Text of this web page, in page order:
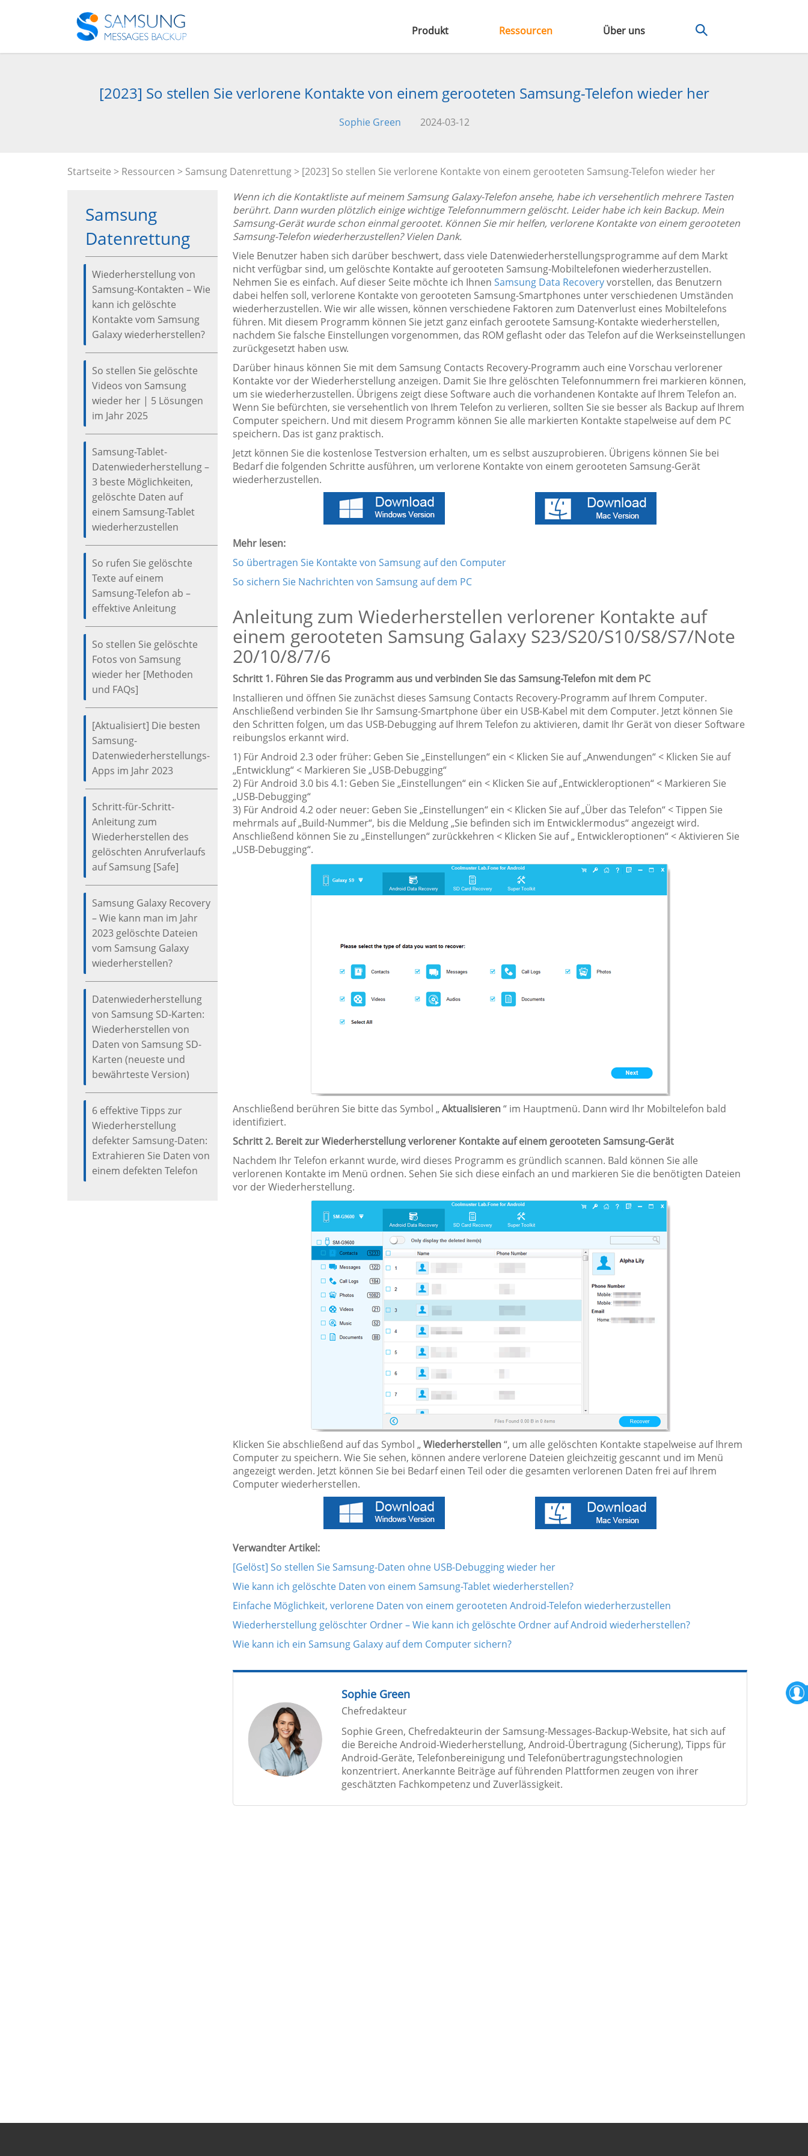
Produkt Ressourcen Über uns
[2023] So stellen Sie verlorene Kontakte von einem gerooteten Samsung-Telefon wieder her
Sophie Green 2024-03-12
Startseite > Ressourcen > Samsung Datenrettung > [2023] So stellen Sie verlorene Kontakte von einem gerooteten Samsung-Telefon wieder her
Samsung
Datenrettung
Wiederherstellung von
Samsung-Kontakten – Wie
kann ich gelöschte
Kontakte vom Samsung
Galaxy wiederherstellen?
So stellen Sie gelöschte
Videos von Samsung
wieder her | 5 Lösungen
im Jahr 2025
Samsung-Tablet-
Datenwiederherstellung –
3 beste Möglichkeiten,
gelöschte Daten auf
einem Samsung-Tablet
wiederherzustellen
So rufen Sie gelöschte
Texte auf einem
Samsung-Telefon ab –
effektive Anleitung
So stellen Sie gelöschte
Fotos von Samsung
wieder her [Methoden
und FAQs]
[Aktualisiert] Die besten
Samsung-
Datenwiederherstellungs-
Apps im Jahr 2023
Schritt-für-Schritt-
Anleitung zum
Wiederherstellen des
gelöschten Anrufverlaufs
auf Samsung [Safe]
Samsung Galaxy Recovery
– Wie kann man im Jahr
2023 gelöschte Dateien
vom Samsung Galaxy
wiederherstellen?
Datenwiederherstellung
von Samsung SD-Karten:
Wiederherstellen von
Daten von Samsung SD-
Karten (neueste und
bewährteste Version)
6 effektive Tipps zur
Wiederherstellung
defekter Samsung-Daten:
Extrahieren Sie Daten von
einem defekten Telefon
Wenn ich die Kontaktliste auf meinem Samsung Galaxy-Telefon ansehe, habe ich versehentlich mehrere Tasten
berührt. Dann wurden plötzlich einige wichtige Telefonnummern gelöscht. Leider habe ich kein Backup. Mein
Samsung-Gerät wurde schon einmal gerootet. Können Sie mir helfen, verlorene Kontakte von einem gerooteten
Samsung-Telefon wiederherzustellen? Vielen Dank.
Viele Benutzer haben sich darüber beschwert, dass viele Datenwiederherstellungsprogramme auf dem Markt
nicht verfügbar sind, um gelöschte Kontakte auf gerooteten Samsung-Mobiltelefonen wiederherzustellen.
Nehmen Sie es einfach. Auf dieser Seite möchte ich Ihnen Samsung Data Recoveryvorstellen, das Benutzern
dabei helfen soll, verlorene Kontakte von gerooteten Samsung-Smartphones unter verschiedenen Umständen
wiederherzustellen. Wie wir alle wissen, können verschiedene Faktoren zum Datenverlust eines Mobiltelefons
führen. Mit diesem Programm können Sie jetzt ganz einfach gerootete Samsung-Kontakte wiederherstellen,
nachdem Sie falsche Einstellungen vorgenommen, das ROM geflasht oder das Telefon auf die Werkseinstellungen
zurückgesetzt haben usw.
Darüber hinaus können Sie mit dem Samsung Contacts Recovery-Programm auch eine Vorschau verlorener
Kontakte vor der Wiederherstellung anzeigen. Damit Sie Ihre gelöschten Telefonnummern frei markieren können,
um sie wiederherzustellen. Übrigens zeigt diese Software auch die vorhandenen Kontakte auf Ihrem Telefon an.
Wenn Sie befürchten, sie versehentlich von Ihrem Telefon zu verlieren, sollten Sie sie besser als Backup auf Ihrem
Computer speichern. Und mit diesem Programm können Sie alle markierten Kontakte stapelweise auf dem PC
speichern. Das ist ganz praktisch.
Jetzt können Sie die kostenlose Testversion erhalten, um es selbst auszuprobieren. Übrigens können Sie bei
Bedarf die folgenden Schritte ausführen, um verlorene Kontakte von einem gerooteten Samsung-Gerät
wiederherzustellen.
Mehr lesen:
So übertragen Sie Kontakte von Samsung auf den Computer
So sichern Sie Nachrichten von Samsung auf dem PC
Anleitung zum Wiederherstellen verlorener Kontakte auf
einem gerooteten Samsung Galaxy S23/S20/S10/S8/S7/Note
20/10/8/7/6
Schritt 1. Führen Sie das Programm aus und verbinden Sie das Samsung-Telefon mit dem PC
Installieren und öffnen Sie zunächst dieses Samsung Contacts Recovery-Programm auf Ihrem Computer.
Anschließend verbinden Sie Ihr Samsung-Smartphone über ein USB-Kabel mit dem Computer. Jetzt können Sie
den Schritten folgen, um das USB-Debugging auf Ihrem Telefon zu aktivieren, damit Ihr Gerät von dieser Software
reibungslos erkannt wird.
1) Für Android 2.3 oder früher: Geben Sie „Einstellungen“ ein < Klicken Sie auf „Anwendungen“ < Klicken Sie auf
„Entwicklung“ < Markieren Sie „USB-Debugging“
2) Für Android 3.0 bis 4.1: Geben Sie „Einstellungen“ ein < Klicken Sie auf „Entwickleroptionen“ < Markieren Sie
„USB-Debugging“
3) Für Android 4.2 oder neuer: Geben Sie „Einstellungen“ ein < Klicken Sie auf „Über das Telefon“ < Tippen Sie
mehrmals auf „Build-Nummer“, bis die Meldung „Sie befinden sich im Entwicklermodus“ angezeigt wird.
Anschließend können Sie zu „Einstellungen“ zurückkehren < Klicken Sie auf „ Entwickleroptionen“ < Aktivieren Sie
„USB-Debugging“.
Anschließend berühren Sie bitte das Symbol „Aktualisieren“ im Hauptmenü. Dann wird Ihr Mobiltelefon bald
identifiziert.
Schritt 2. Bereit zur Wiederherstellung verlorener Kontakte auf einem gerooteten Samsung-Gerät
Nachdem Ihr Telefon erkannt wurde, wird dieses Programm es gründlich scannen. Bald können Sie alle
verlorenen Kontakte im Menü ordnen. Sehen Sie sich diese einfach an und markieren Sie die benötigten Dateien
vor der Wiederherstellung.
Klicken Sie abschließend auf das Symbol „Wiederherstellen“, um alle gelöschten Kontakte stapelweise auf Ihrem
Computer zu speichern. Wie Sie sehen, können andere verlorene Dateien gleichzeitig gescannt und im Menü
angezeigt werden. Jetzt können Sie bei Bedarf einen Teil oder die gesamten verlorenen Daten frei auf Ihrem
Computer wiederherstellen.
Verwandter Artikel:
[Gelöst] So stellen Sie Samsung-Daten ohne USB-Debugging wieder her
Wie kann ich gelöschte Daten von einem Samsung-Tablet wiederherstellen?
Einfache Möglichkeit, verlorene Daten von einem gerooteten Android-Telefon wiederherzustellen
Wiederherstellung gelöschter Ordner – Wie kann ich gelöschte Ordner auf Android wiederherstellen?
Wie kann ich ein Samsung Galaxy auf dem Computer sichern?
Sophie Green
Chefredakteur
Sophie Green, Chefredakteurin der Samsung-Messages-Backup-Website, hat sich auf
die Bereiche Android-Wiederherstellung, Android-Übertragung (Sicherung), Tipps für
Android-Geräte, Telefonbereinigung und Telefonübertragungstechnologien
konzentriert. Anerkannte Beiträge auf führenden Plattformen zeugen von ihrer
geschätzten Fachkompetenz und Zuverlässigkeit.